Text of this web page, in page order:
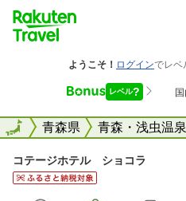
全国青森県 青森・浅虫温泉
全国
コテージホテル ショコラ